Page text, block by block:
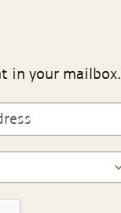
in your mailbox.